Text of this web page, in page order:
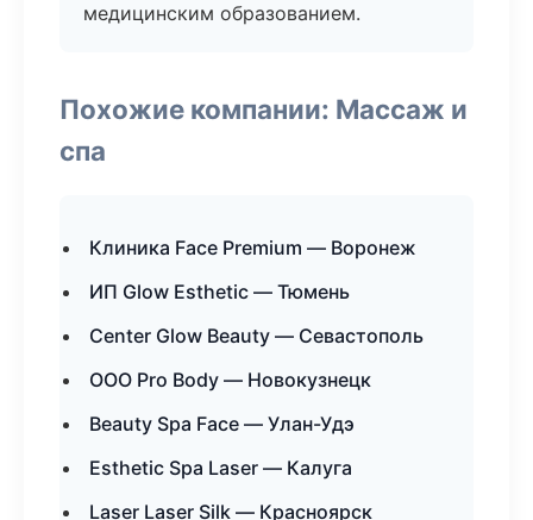
медицинским образованием.
Похожие компании: Массаж и
спа
Клиника Face Premium — Воронеж
ИП Glow Esthetic — Тюмень
Center Glow Beauty — Севастополь
ООО Pro Body — Новокузнецк
Beauty Spa Face — Улан-Удэ
Esthetic Spa Laser — Калуга
Laser Laser Silk — Красноярск